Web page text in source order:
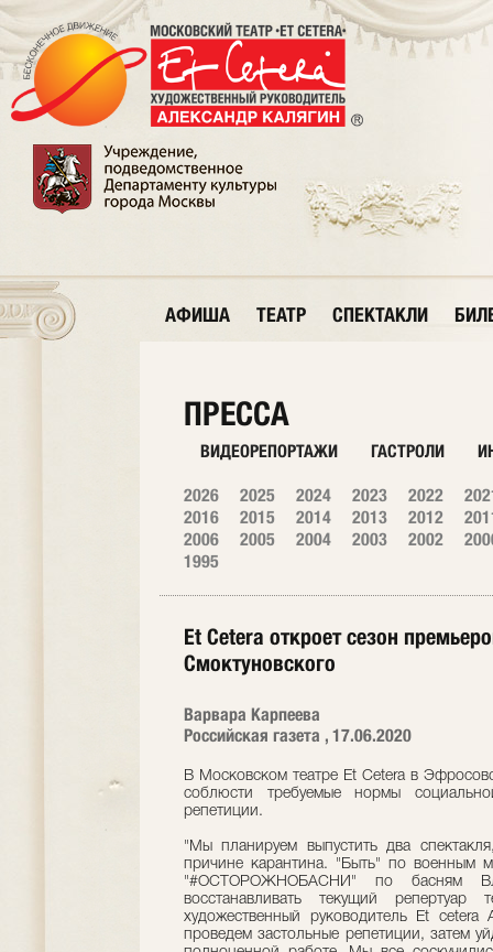
АФИША ТЕАТР СПЕКТАКЛИ
ПРЕССА
ВИДЕОРЕПОРТАЖИ ГАСТРОЛИ
2026 2025 2024 2023 2022
2016
2015 2014 2013 2012
2006
2005 2004 2003 2002
1995
Et Cetera откроет сезон
Смоктуновского
Варвара Карпеева
Российская газета , 17.06.2020
В Московском театре Et Cetera в
соблюсти требуемые нормы
репетиции.
"Мы планируем выпустить два
причине карантина. "Быть" по военным
"#ОСТОРОЖНОБАСНИ" по басням
восстанавливать текущий
художественный руководитель Et
проведем застольные репетиции, затем